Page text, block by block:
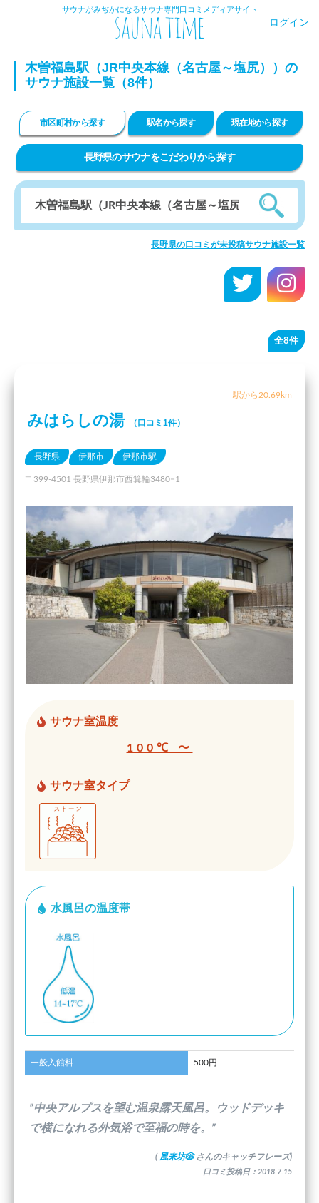
サウナがみぢかになるサウナ専門口コミメディアサイト
ログイン
木曽福島駅（JR中央本線（名古屋～塩尻））の
サウナ施設一覧（8件）
市区町村から探す 駅名から探す 現在地から探す
長野県のサウナをこだわりから探す
長野県の口コミが未投稿サウナ施設一覧
全8件
駅から20.69km
みはらしの湯 （口コミ1件）
長野県 伊那市 伊那市駅
〒399-4501 長野県伊那市西箕輪3480−1
サウナ室温度
100℃ 〜
サウナ室タイプ
水風呂の温度帯
一般入館料 500円
”中央アルプスを望む温泉露天風呂。ウッドデッキ
で横になれる外気浴で至福の時を。”
( 風来坊🎲 さんのキャッチフレーズ)
口コミ投稿日：2018.7.15